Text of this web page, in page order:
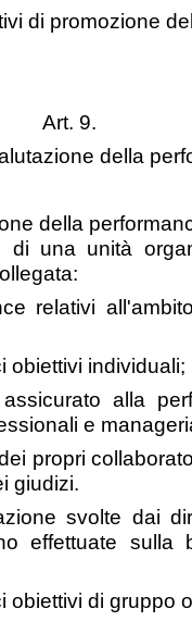
di promozione
Art. 9.
della
della
di una unità
relativi
obiettivi individuali;
alla
e
propri
giudizi.
svolte dai
effettuate
obiettivi di gruppo